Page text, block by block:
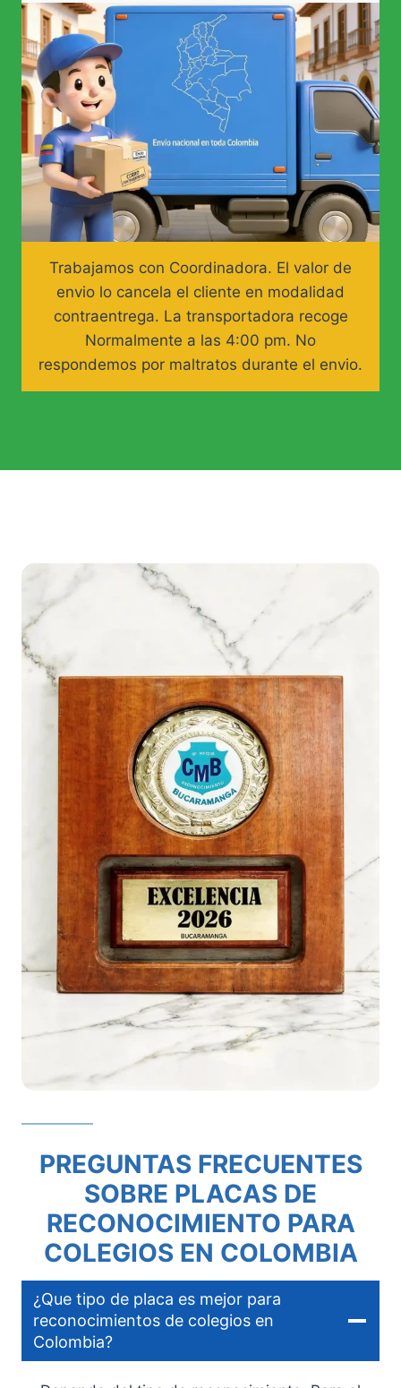
Trabajamos con Coordinadora. El valor de
envio lo cancela el cliente en modalidad
contraentrega. La transportadora recoge
Normalmente a las 4:00 pm. No
respondemos por maltratos durante el envio.
PREGUNTAS FRECUENTES
SOBRE PLACAS DE
RECONOCIMIENTO PARA
COLEGIOS EN COLOMBIA
¿Que tipo de placa es mejor para
reconocimientos de colegios en
Colombia?